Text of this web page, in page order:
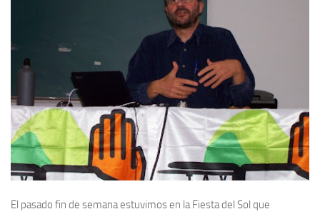
El pasado fin de semana estuvimos en la Fiesta del Sol que